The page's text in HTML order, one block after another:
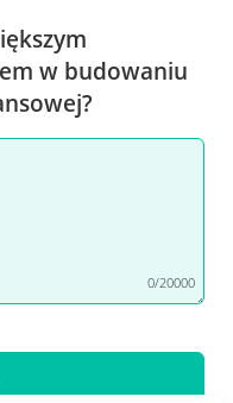
w budowaniu
0/20000